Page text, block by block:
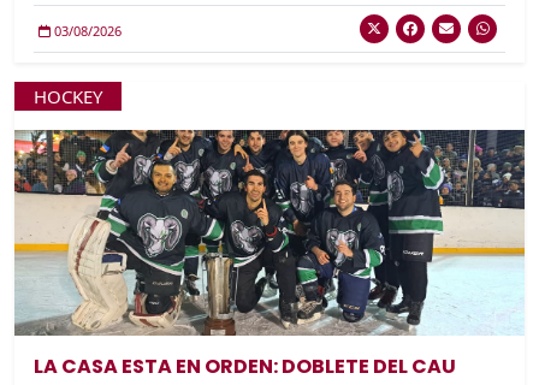
03/08/2026
HOCKEY
LA CASA ESTA EN ORDEN: DOBLETE DEL CAU